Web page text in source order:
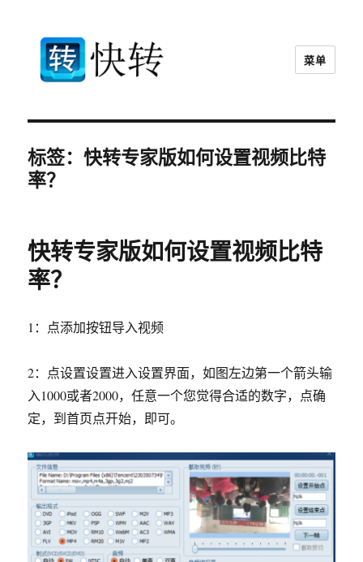
菜单
标签：快转专家版如何设置视频比特
率？
快转专家版如何设置视频比特
率？
1：点添加按钮导入视频
2：点设置设置进入设置界面，如图左边第一个箭头输
入1000或者2000，任意一个您觉得合适的数字，点确
定，到首页点开始，即可。